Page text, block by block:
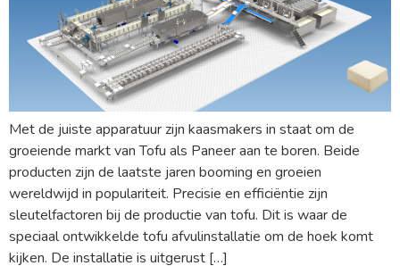
Met de juiste apparatuur zijn kaasmakers in staat om de
groeiende markt van Tofu als Paneer aan te boren. Beide
producten zijn de laatste jaren booming en groeien
wereldwijd in populariteit. Precisie en efficiëntie zijn
sleutelfactoren bij de productie van tofu. Dit is waar de
speciaal ontwikkelde tofu afvulinstallatie om de hoek komt
kijken. De installatie is uitgerust […]